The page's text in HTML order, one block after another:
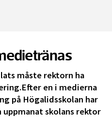
måste rektorn ha
en i medierna
på Högalidsskolan har
skolans rektor